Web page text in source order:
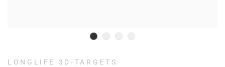
LONGLIFE 3D-TARGETS